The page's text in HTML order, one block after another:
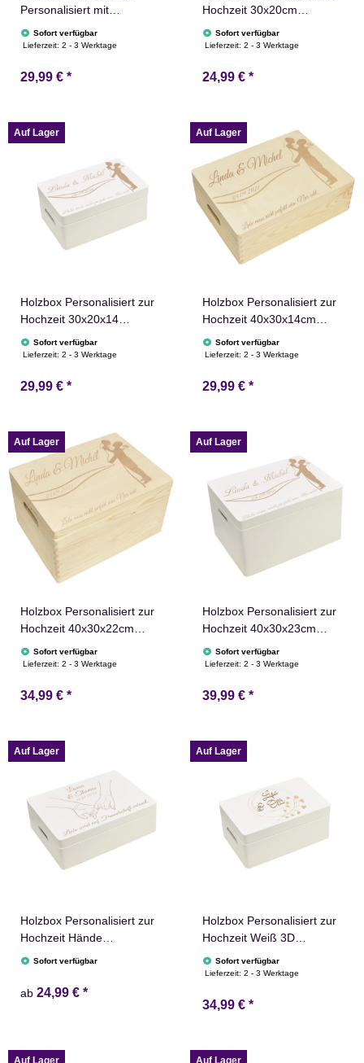
Personalisiert mit
Wunschtext Verschluss
Natur Holz 26x16x13cm
Schatzkiste Schatzbox
Sofort verfügbar
Lieferzeit:2 - 3 Werktage
29,99 € *
Hochzeit 30x20cm
Aufbewahrungsbox
Holztruhe Natur
Sofort verfügbar
Lieferzeit:2 - 3 Werktage
24,99 € *
Auf Lager
Holzbox Personalisiert zur
Hochzeit 30x20x14
Aufbewahrungsbox Weiß
Sofort verfügbar
Lieferzeit:2 - 3 Werktage
29,99 € *
Auf Lager
Holzbox Personalisiert zur
Hochzeit 40x30x14cm
Aufbewahrungsbox
Holztruhe Natur
Sofort verfügbar
Lieferzeit:2 - 3 Werktage
29,99 € *
Auf Lager
Holzbox Personalisiert zur
Hochzeit 40x30x22cm
Ausbewahrungsbox
Holztruhe Natur
Sofort verfügbar
Lieferzeit:2 - 3 Werktage
34,99 € *
Auf Lager
Holzbox Personalisiert zur
Hochzeit 40x30x23cm
Aufbewahrungsbox Weiß
Sofort verfügbar
Lieferzeit:2 - 3 Werktage
39,99 € *
Auf Lager
Holzbox Personalisiert zur
Hochzeit Hände
Erinnerungsbox
Sofort verfügbar
ab 24,99 € *
Auf Lager
Holzbox Personalisiert zur
Hochzeit Weiß 3D
Schriftzug 30x20cm Kiste
Sofort verfügbar
Lieferzeit:2 - 3 Werktage
34,99 € *
Auf Lager Auf Lager